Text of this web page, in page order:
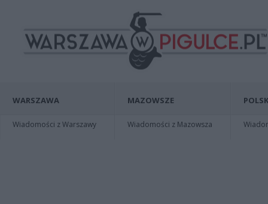
WARSZAWA
Wiadomości z Warszawy
MAZOWSZE
Wiadomości z Mazowsza